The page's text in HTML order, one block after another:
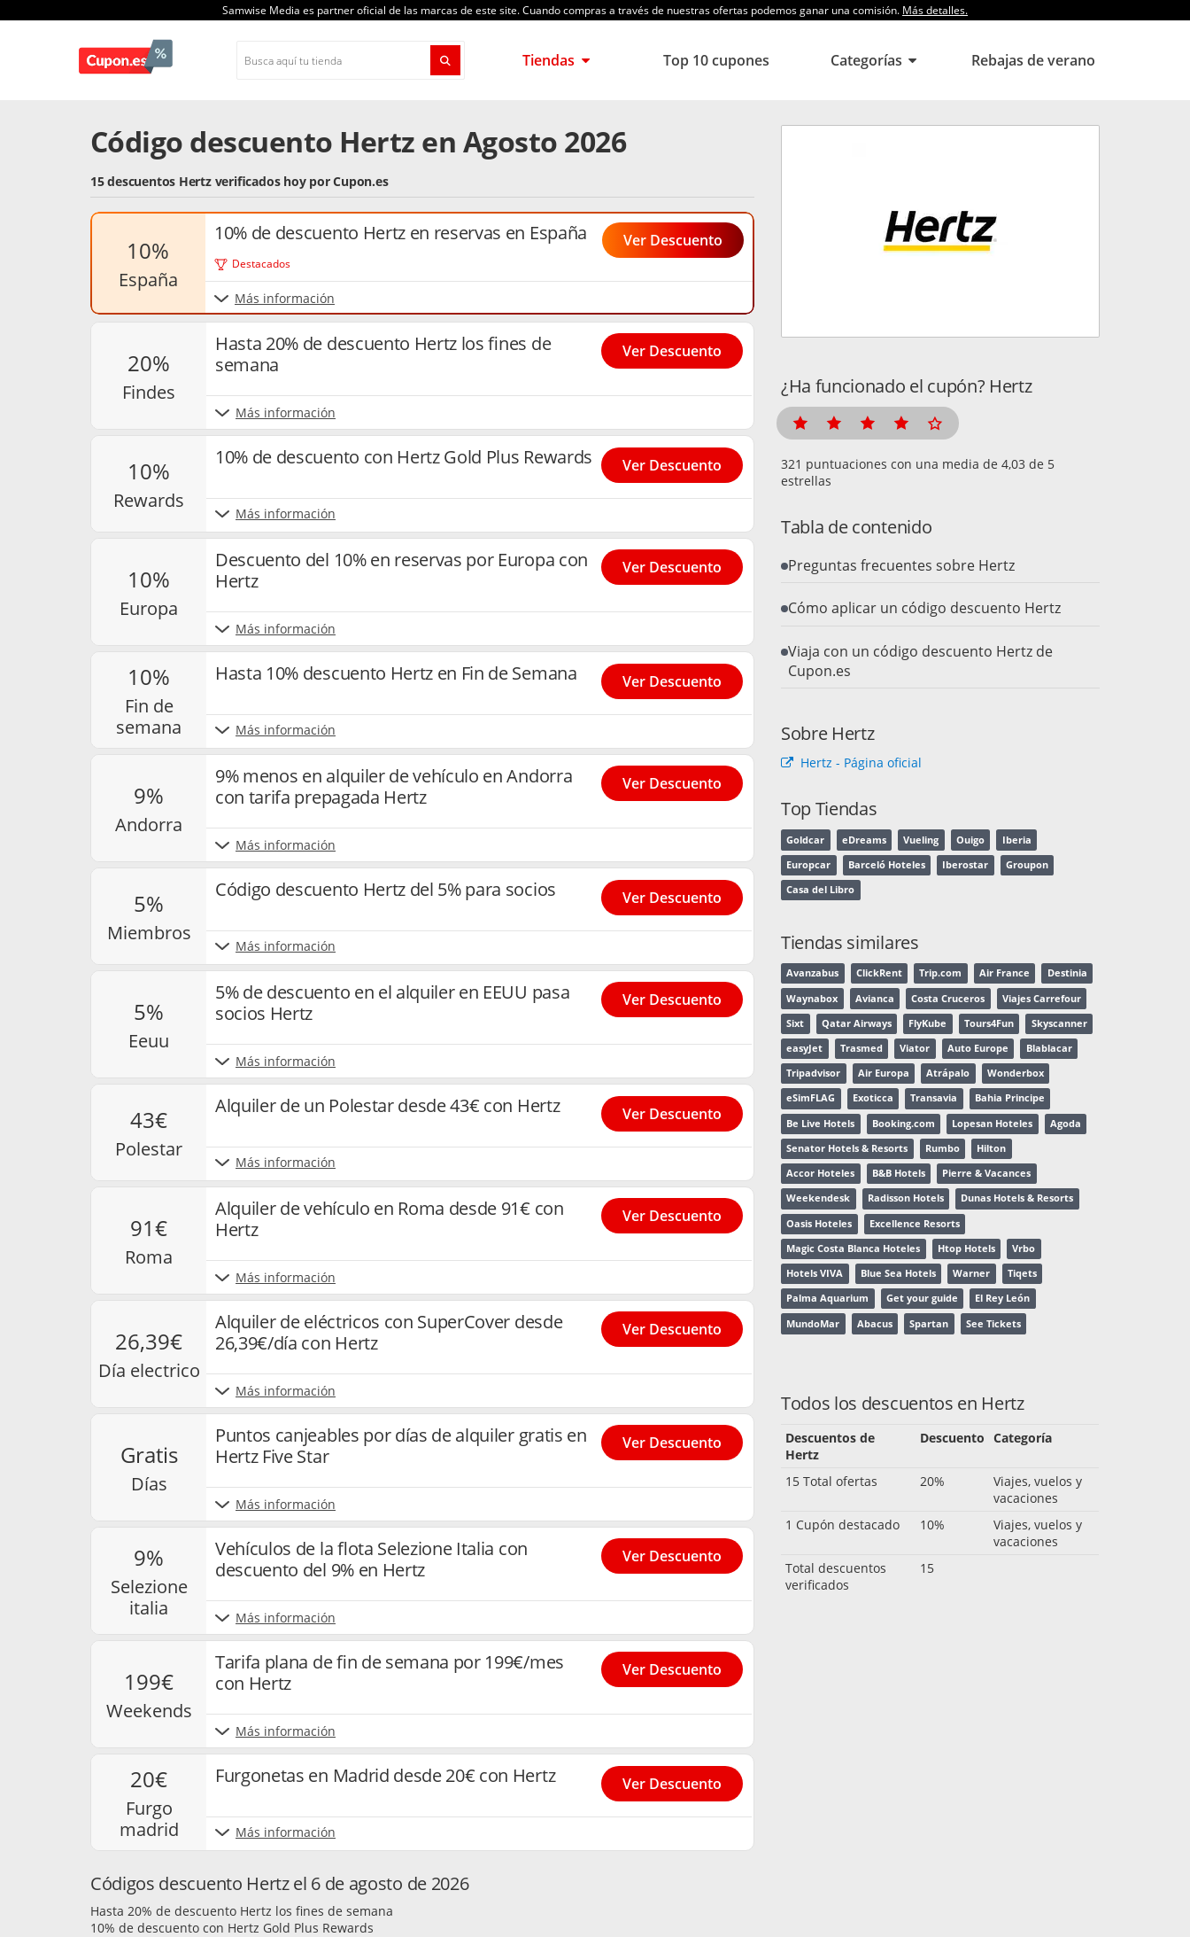
Samwise Media es partner oficial de las marcas de este site. Cuando compras a través de nuestras ofertas podemos ganar una comisión. Más detalles.
Tiendas Top 10 cupones Categorías Rebajas de verano
Código descuento Hertz en Agosto 2026
15 descuentos Hertz verificados hoy por Cupon.es
Destacados
10%
españa
10% de descuento Hertz en reservas en España
Más información
Ver Descuento
20%
findes
Hasta 20% de descuento Hertz los fines de
semana
Más información
Ver Descuento
10%
rewards
10% de descuento con Hertz Gold Plus Rewards
Más información
Ver Descuento
10%
europa
Descuento del 10% en reservas por Europa con
Hertz
Más información
Ver Descuento
10%
fin de
semana
Hasta 10% descuento Hertz en Fin de Semana
Más información
Ver Descuento
9%
andorra
9% menos en alquiler de vehículo en Andorra
con tarifa prepagada Hertz
Más información
Ver Descuento
5%
miembros
Código descuento Hertz del 5% para socios
Más información
Ver Descuento
5%
eeuu
5% de descuento en el alquiler en EEUU pasa
socios Hertz
Más información
Ver Descuento
43€
polestar
Alquiler de un Polestar desde 43€ con Hertz
Más información
Ver Descuento
91€
roma
Alquiler de vehículo en Roma desde 91€ con
Hertz
Más información
Ver Descuento
26,39€
día electrico
Alquiler de eléctricos con SuperCover desde
26,39€/día con Hertz
Más información
Ver Descuento
gratis
días
Puntos canjeables por días de alquiler gratis en
Hertz Five Star
Más información
Ver Descuento
9%
selezione
italia
Vehículos de la flota Selezione Italia con
descuento del 9% en Hertz
Más información
Ver Descuento
199€
weekends
Tarifa plana de fin de semana por 199€/mes
con Hertz
Más información
Ver Descuento
20€
furgo
madrid
Furgonetas en Madrid desde 20€ con Hertz
Más información
Ver Descuento
Códigos descuento Hertz el 6 de agosto de 2026
Hasta 20% de descuento Hertz los fines de semana
10% de descuento con Hertz Gold Plus Rewards
¿Ha funcionado el cupón? Hertz
puntuaciones con una media de
de 5
estrellas
Tabla de contenido
Preguntas frecuentes sobre Hertz
Cómo aplicar un código descuento Hertz
Viaja con un código descuento Hertz de
Cupon.es
Sobre Hertz
Hertz - Página oficial
Top Tiendas
Goldcar eDreams Vueling Ouigo Iberia
Europcar Barceló Hoteles Iberostar Groupon
Casa del Libro
Tiendas similares
Avanzabus ClickRent Trip.com Air France Destinia
Waynabox Avianca Costa Cruceros Viajes Carrefour
Sixt Qatar Airways FlyKube Tours4Fun Skyscanner
easyJet Trasmed Viator Auto Europe Blablacar
Tripadvisor Air Europa Atrápalo Wonderbox
eSimFLAG Exoticca Transavia Bahia Principe
Be Live Hotels Booking.com Lopesan Hoteles Agoda
Senator Hotels & Resorts Rumbo Hilton
Accor Hoteles B&B Hotels Pierre & Vacances
Weekendesk Radisson Hotels Dunas Hotels & Resorts
Oasis Hoteles Excellence Resorts
Magic Costa Blanca Hoteles Htop Hotels Vrbo
Hotels VIVA Blue Sea Hotels Warner Tiqets
Palma Aquarium Get your guide El Rey León
MundoMar Abacus Spartan See Tickets
Todos los descuentos en Hertz
Descuentos de
Hertz
Descuento Categoría
15 Total ofertas 20%
Viajes, vuelos y
vacaciones
1 Cupón destacado
10%
Viajes, vuelos y
vacaciones
Total descuentos
verificados
15